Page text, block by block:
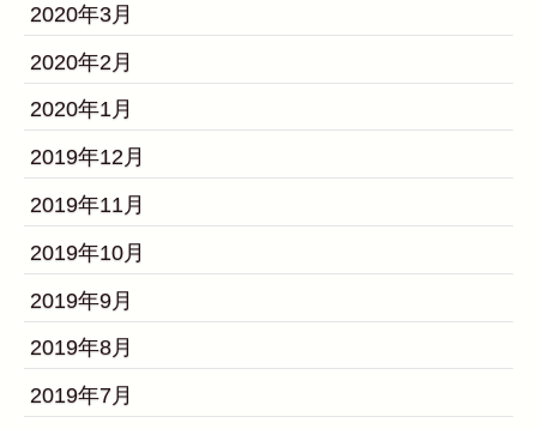
2020年3月
2020年2月
2020年1月
2019年12月
2019年11月
2019年10月
2019年9月
2019年8月
2019年7月